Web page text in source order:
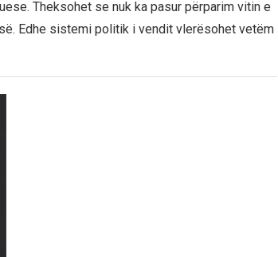
Theksohet se nuk ka pasur përparim vitin e
Edhe sistemi politik i vendit vlerësohet vetëm